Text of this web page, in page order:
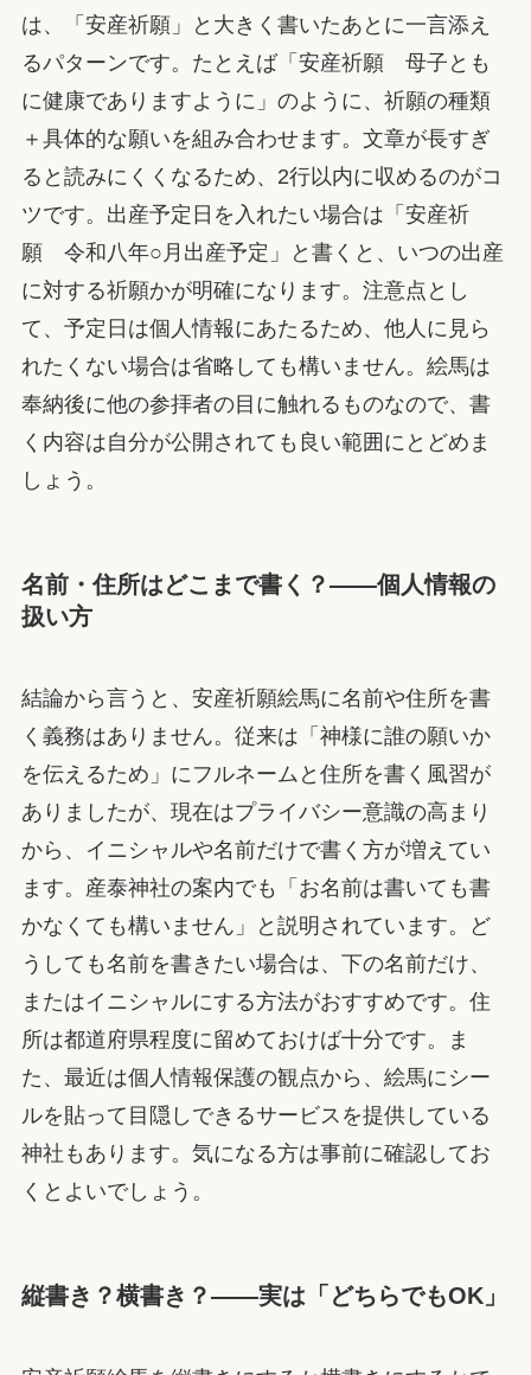
は、「安産祈願」と大きく書いたあとに一言添え
るパターンです。たとえば「安産祈願 母子とも
に健康でありますように」のように、祈願の種類
＋具体的な願いを組み合わせます。文章が長すぎ
ると読みにくくなるため、2行以内に収めるのがコ
ツです。出産予定日を入れたい場合は「安産祈
願 令和八年○月出産予定」と書くと、いつの出産
に対する祈願かが明確になります。注意点とし
て、予定日は個人情報にあたるため、他人に見ら
れたくない場合は省略しても構いません。絵馬は
奉納後に他の参拝者の目に触れるものなので、書
く内容は自分が公開されても良い範囲にとどめま
しょう。
名前・住所はどこまで書く？——個人情報の
扱い方
結論から言うと、安産祈願絵馬に名前や住所を書
く義務はありません。従来は「神様に誰の願いか
を伝えるため」にフルネームと住所を書く風習が
ありましたが、現在はプライバシー意識の高まり
から、イニシャルや名前だけで書く方が増えてい
ます。産泰神社の案内でも「お名前は書いても書
かなくても構いません」と説明されています。ど
うしても名前を書きたい場合は、下の名前だけ、
またはイニシャルにする方法がおすすめです。住
所は都道府県程度に留めておけば十分です。ま
た、最近は個人情報保護の観点から、絵馬にシー
ルを貼って目隠しできるサービスを提供している
神社もあります。気になる方は事前に確認してお
くとよいでしょう。
縦書き？横書き？——実は「どちらでもOK」